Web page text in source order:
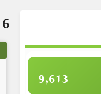
16.
9,613